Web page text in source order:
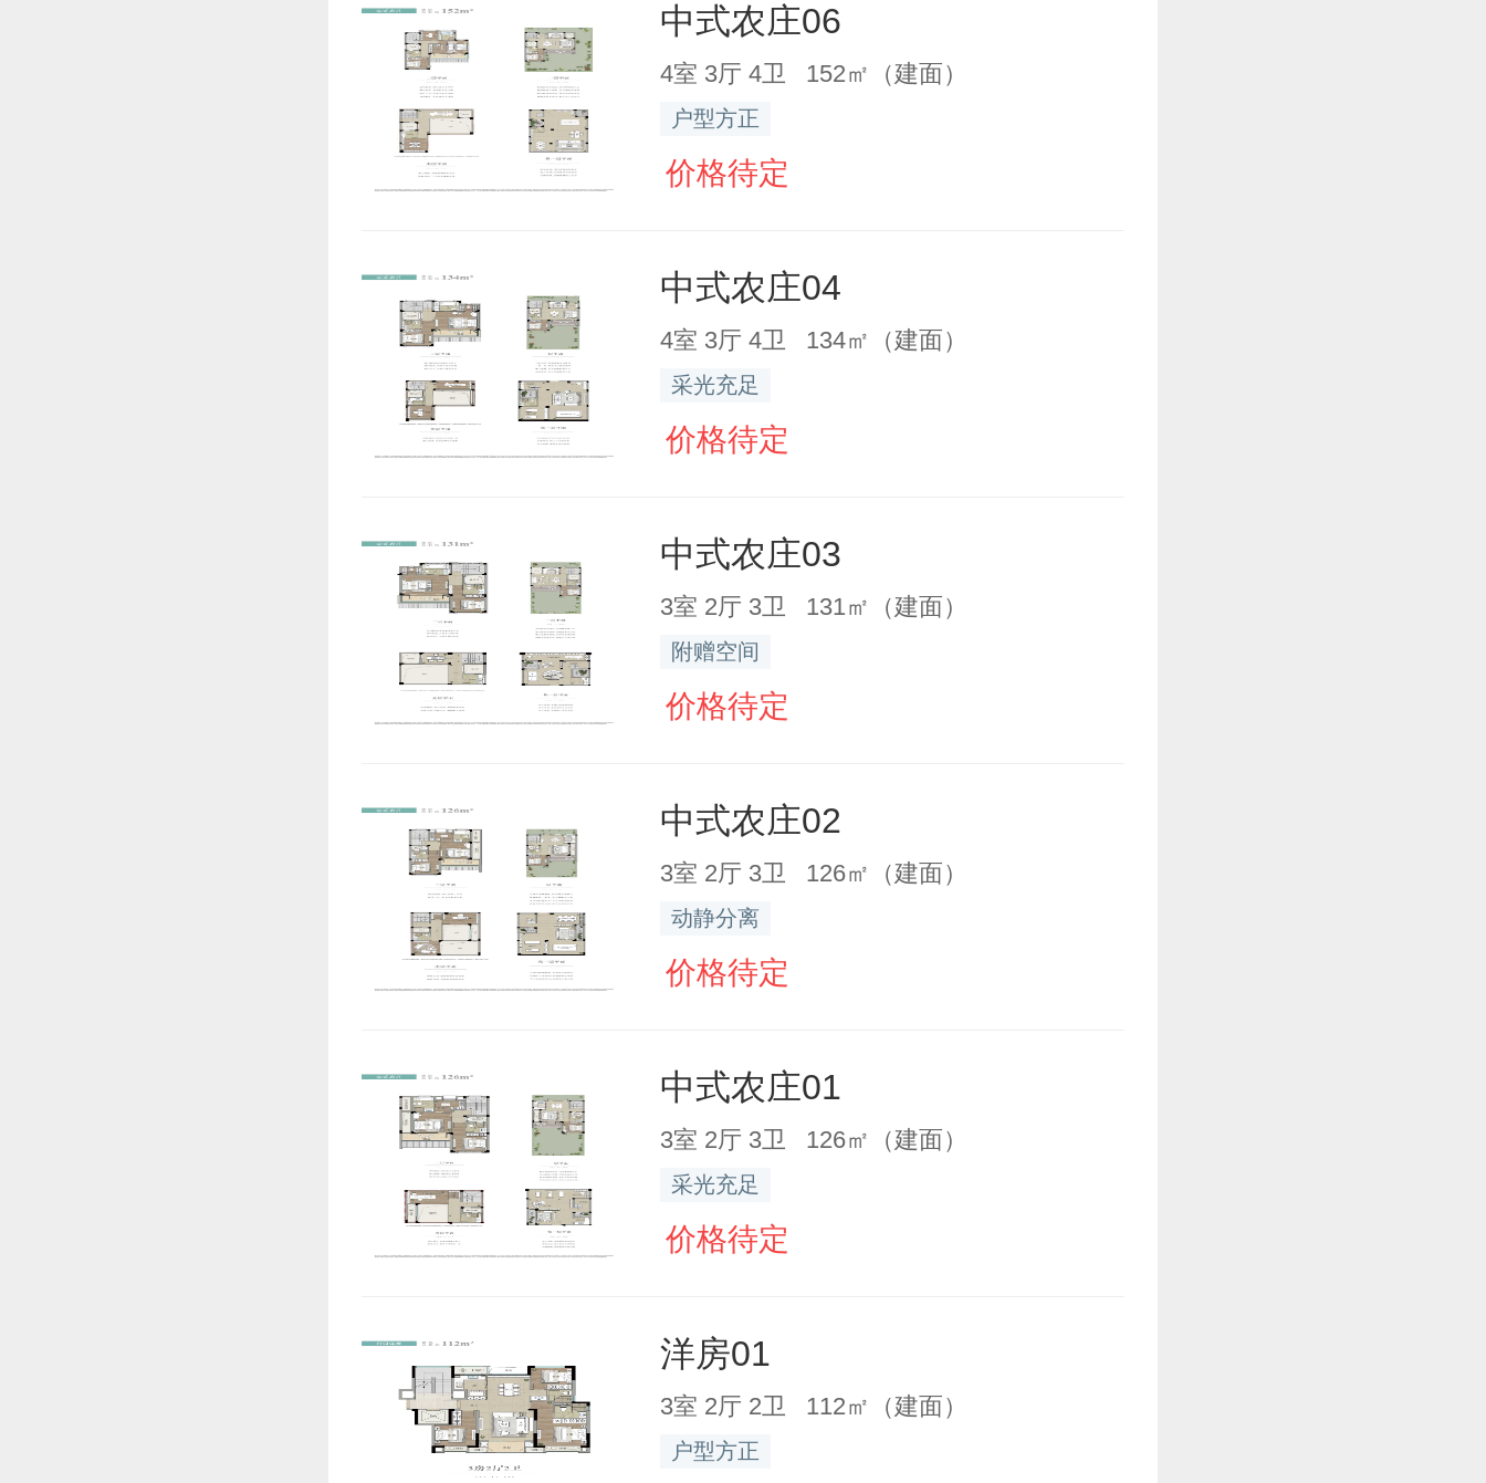
中式农庄06
4室 3厅 4卫 152㎡（建面）
户型方正
价格待定
中式农庄04
4室 3厅 4卫 134㎡（建面）
采光充足
价格待定
中式农庄03
3室 2厅 3卫 131㎡（建面）
附赠空间
价格待定
中式农庄02
3室 2厅 3卫 126㎡（建面）
动静分离
价格待定
中式农庄01
3室 2厅 3卫 126㎡（建面）
采光充足
价格待定
洋房01
3室 2厅 2卫 112㎡（建面）
户型方正